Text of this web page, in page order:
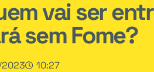
vai ser
sem Fome?
10:27